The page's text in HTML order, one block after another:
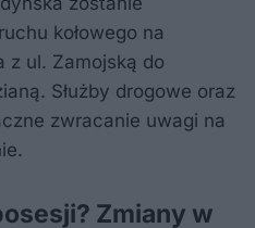
kołowego na
z ul. Zamojską do
Służby drogowe oraz
zwracanie uwagi na
Zmiany w